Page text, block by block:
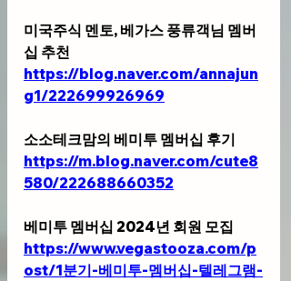
미국주식 멘토, 베가스 풍류객님 멤버
십 추천
https://blog.naver.com/annajun
g1/222699926969
소소테크맘의 베미투 멤버십 후기
https://m.blog.naver.com/cute8
580/222688660352
베미투 멤버십 2024년 회원 모집
https://www.vegastooza.com/p
ost/1분기-베미투-멤버십-텔레그램-